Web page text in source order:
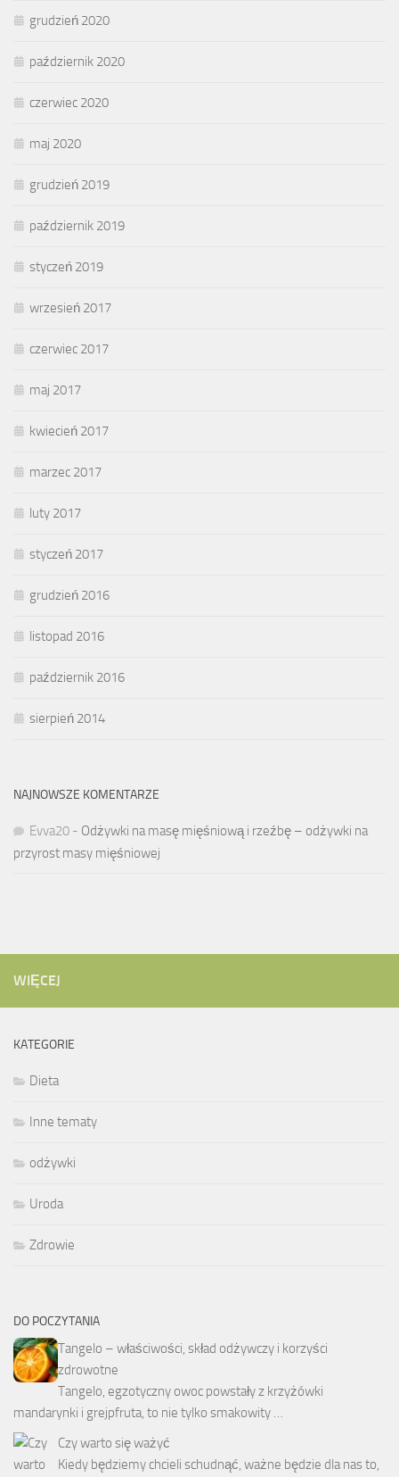
grudzień 2020
październik 2020
czerwiec 2020
maj 2020
grudzień 2019
październik 2019
styczeń 2019
wrzesień 2017
czerwiec 2017
maj 2017
kwiecień 2017
marzec 2017
luty 2017
styczeń 2017
grudzień 2016
listopad 2016
październik 2016
sierpień 2014
NAJNOWSZE KOMENTARZE
Evva20 - Odżywki na masę mięśniową i rzeźbę – odżywki na
przyrost masy mięśniowej
WIĘCEJ
KATEGORIE
Dieta
Inne tematy
odżywki
Uroda
Zdrowie
DO POCZYTANIA
Tangelo – właściwości, skład odżywczy i korzyści
zdrowotne
Tangelo, egzotyczny owoc powstały z krzyżówki
mandarynki i grejpfruta, to nie tylko smakowity …
Czy warto się ważyć
Kiedy będziemy chcieli schudnąć, ważne będzie dla nas to,